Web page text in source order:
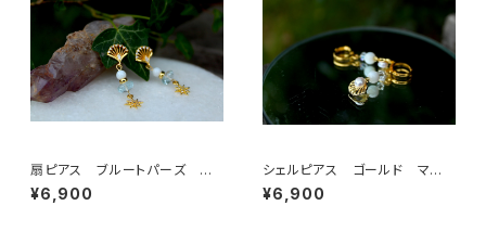
扇ピアス ブルートパーズ マ
ザーパール
¥6,900
シェルピアス ゴールド マザ
ーオブパール
¥6,900